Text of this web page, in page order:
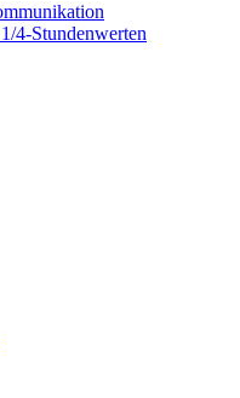
4-Stundenwerten